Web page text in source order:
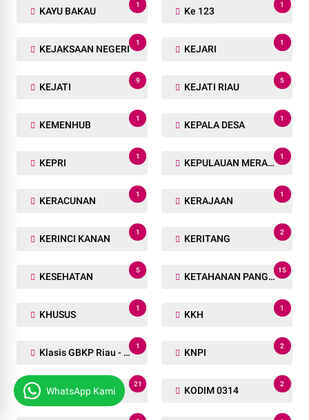
KAYU BAKAU
1
Ke 123
1
KEJAKSAAN NEGERI
1
KEJARI
1
KEJATI
9
KEJATI RIAU
5
KEMENHUB
1
KEPALA DESA
1
KEPRI
1
KEPULAUAN MERANTI
1
KERACUNAN
1
KERAJAAN
1
KERINCI KANAN
1
KERITANG
2
KESEHATAN
5
KETAHANAN PANGAN
15
KHUSUS
1
KKH
1
Klasis GBKP Riau - Sumbar.
1
KNPI
2
KNPI RIAU
21
KODIM 0314
2
WhatsApp Kami